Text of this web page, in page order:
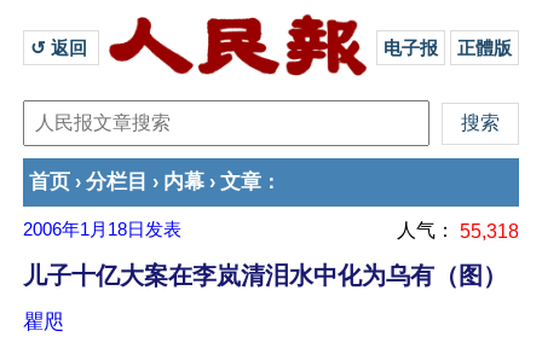
↺ 返回 电子报 正體版
首页 › 分栏目 › 内幕 › 文章 ：
2006年1月18日 发表 人气： 55,318
儿子十亿大案在李岚清泪水中化为乌有（图）
瞿咫